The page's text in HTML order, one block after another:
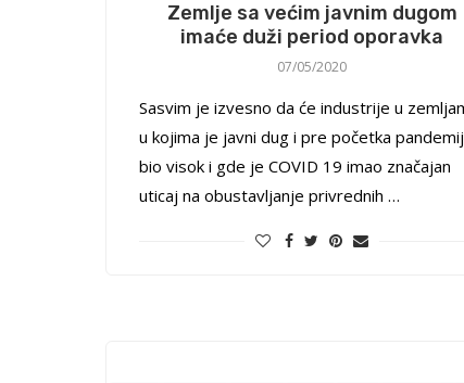
Zemlje sa većim javnim dugom
imaće duži period oporavka
07/05/2020
Sasvim je izvesno da će industrije u
u kojima je javni dug i pre početka
bio visok i gde je COVID 19 imao značajan
uticaj na obustavljanje privrednih …